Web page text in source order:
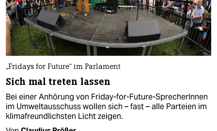
„Fridays for Future“ im Parlament
Sich mal treten lassen
Bei einer Anhörung von Friday-for-Future-SprecherInnen
im Umweltausschuss wollen sich – fast – alle Parteien im
klimafreundlichsten Licht zeigen.